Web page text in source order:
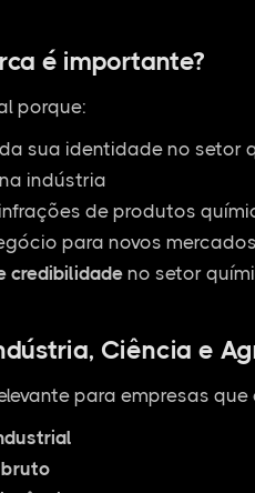
é importante?
porque:
sua identidade no setor
indústria
de produtos
para novos
credibilidadeno setor
Ciência e
para empresas que